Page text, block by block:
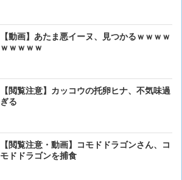
【動画】あたま悪イーヌ、見つかるｗｗｗｗ
ｗｗｗｗｗ
【閲覧注意】カッコウの托卵ヒナ、不気味過
ぎる
【閲覧注意・動画】コモドドラゴンさん、コ
モドドラゴンを捕食
【画像】ボクの横に来る実
【画像大量！】イッヌさん
ベーリング海のカニ漁「
死亡率は0.02％です」←意